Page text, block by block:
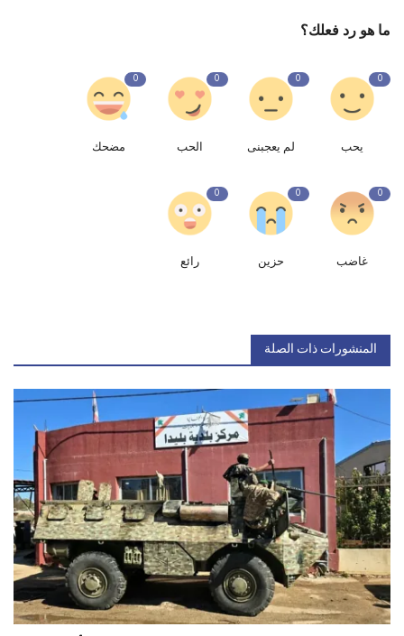
ما هو رد فعلك؟
0
يحب
0
لم يعجبنى
0
الحب
0
مضحك
0
غاضب
0
حزين
0
رائع
المنشورات ذات الصلة